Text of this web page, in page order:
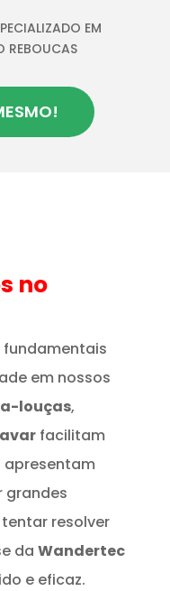
EM
REBOUCAS
no
fundamentais
em nossos
louças,
facilitam
apresentam
grandes
tentar resolver
da Wandertec
e eficaz.